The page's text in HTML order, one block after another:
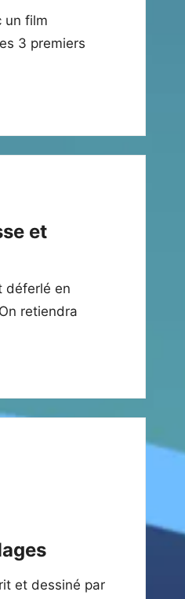
un film
3 premiers
et
déferlé en
retiendra
et dessiné par